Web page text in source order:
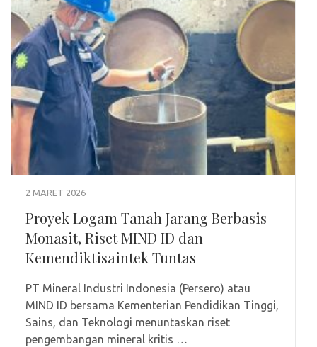
2 MARET 2026
Proyek Logam Tanah Jarang Berbasis
Monasit, Riset MIND ID dan
Kemendiktisaintek Tuntas
PT Mineral Industri Indonesia (Persero) atau
MIND ID bersama Kementerian Pendidikan Tinggi,
Sains, dan Teknologi menuntaskan riset
pengembangan mineral kritis …